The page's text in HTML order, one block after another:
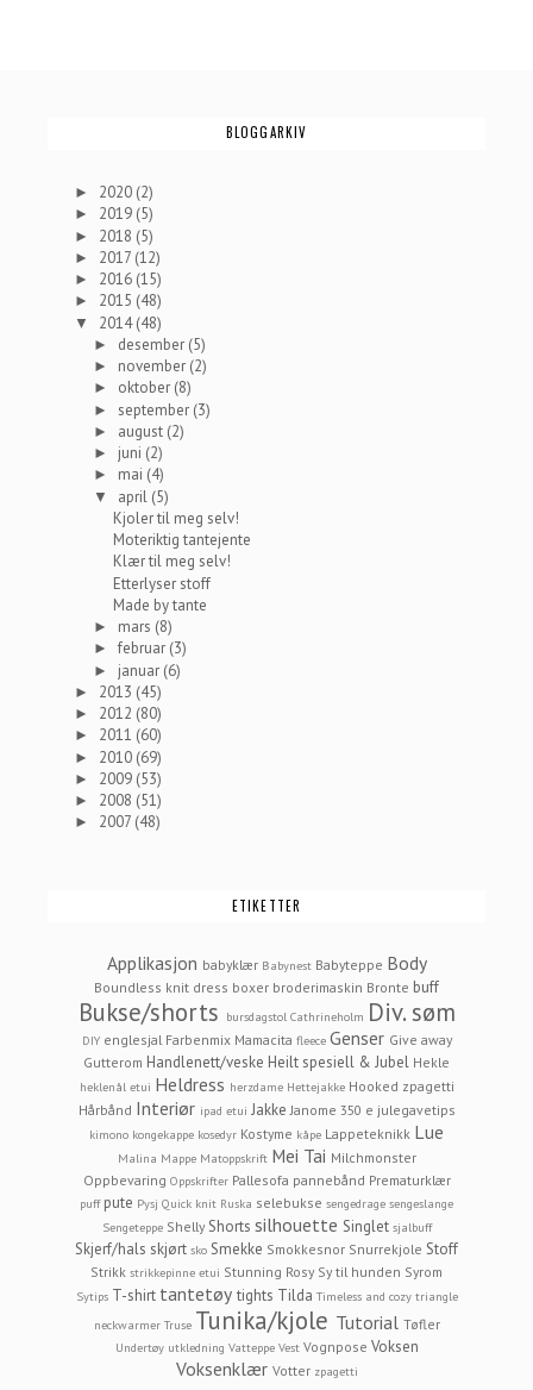
BLOGGARKIV
► 2020 (2)
► 2019 (5)
► 2018 (5)
► 2017 (12)
► 2016 (15)
► 2015 (48)
▼ 2014(48)
► desember (5)
► november (2)
► oktober (8)
► september (3)
► august (2)
► juni (2)
► mai (4)
▼ april (5)
Kjoler til meg selv!
Moteriktig tantejente
Klær til meg selv!
Etterlyser stoff
Made by tante
► mars (8)
►februar (3)
► januar (6)
► 2013 (45)
► 2012 (80)
► 2011 (60)
► 2010 (69)
► 2009 (53)
► 2008 (51)
► 2007 (48)
ETIKETTER
Applikasjon babyklær Babynest Babyteppe Body
Boundless knit dress boxer broderimaskin Bronte buff
Bukse/shorts bursdagstol Cathrineholm Div. søm
DIY englesjal Farbenmix Mamacita fleece Genser Give away
Gutterom Handlenett/veske Heilt spesiell & Jubel Hekle
heklenål etui Heldress herzdame Hettejakke Hooked zpagetti
Hårbånd Interiør ipad etui Jakke Janome 350 e julegavetips
kimono kongekappe kosedyr Kostyme kåpe Lappeteknikk Lue
Malina Mappe Matoppskrift Mei Tai Milchmonster
Oppbevaring Oppskrifter Pallesofa pannebånd Prematurklær
puff pute Pysj Quick knit Ruska selebukse sengedrage sengeslange
Sengeteppe Shelly Shorts silhouette Singlet sjalbuff
Skjerf/hals skjørt sko Smekke Smokkesnor Snurrekjole Stoff
Strikk strikkepinne etui Stunning Rosy Sy til hunden Syrom
Sytips T-shirt tantetøy tights Tilda Timeless and cozy triangle
neckwarmer Truse Tunika/kjole Tutorial Tøfler
Undertøy utkledning Vatteppe Vest Vognpose Voksen
Voksenklær Votter zpagetti